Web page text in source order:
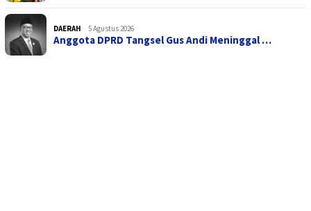
DAERAH 5 Agustus 2026
Anggota DPRD Tangsel Gus Andi Meninggal …